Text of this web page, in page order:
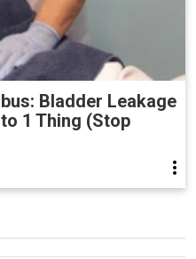
Bladder Leakage
1 Thing (Stop